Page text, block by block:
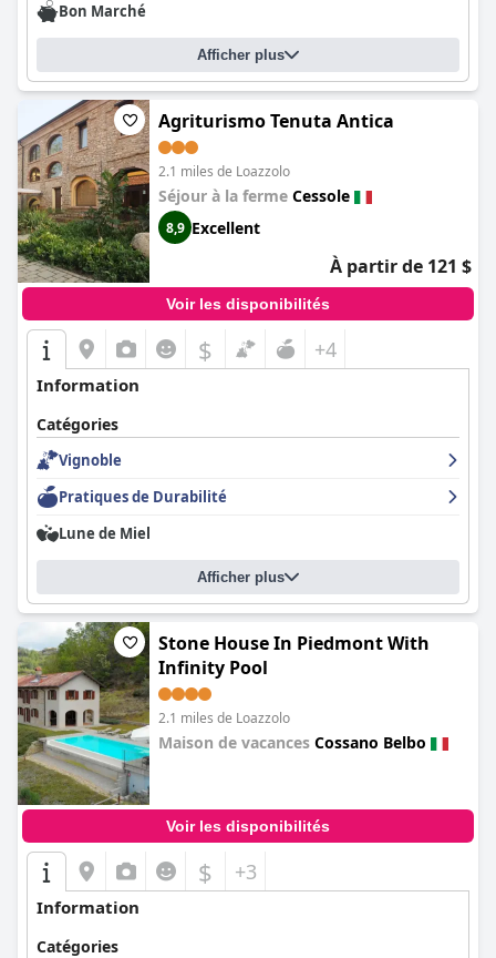
Bon Marché
Afficher plus
Agriturismo Tenuta Antica
2.1 miles de Loazzolo
Séjour à la ferme Cessole
8,9 Excellent
À partir de 121 $
Voir les disponibilités
$ +4
Information
Catégories
Vignoble
Pratiques de Durabilité
Lune de Miel
Afficher plus
Stone House In Piedmont With
Infinity Pool
2.1 miles de Loazzolo
Maison de vacances Cossano Belbo
Voir les disponibilités
$ +3
Information
Catégories